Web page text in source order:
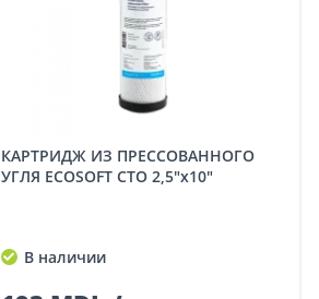
КАРТРИДЖ ИЗ ПРЕССОВАННОГО
УГЛЯ ECOSOFT CTO 2,5"x10"
В наличии